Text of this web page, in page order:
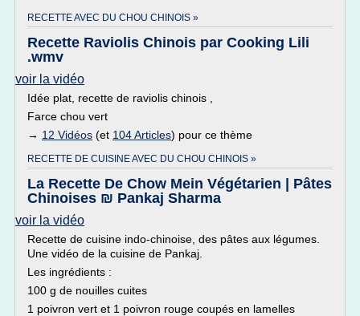
RECETTE AVEC DU CHOU CHINOIS »
Recette Raviolis Chinois par Cooking Lili
.wmv
voir la vidéo
Idée plat, recette de raviolis chinois ,
Farce chou vert
→ 12 Vidéos (et 104 Articles) pour ce thème
RECETTE DE CUISINE AVEC DU CHOU CHINOIS »
La Recette De Chow Mein Végétarien | Pâtes
Chinoises ₪ Pankaj Sharma
voir la vidéo
Recette de cuisine indo-chinoise, des pâtes aux légumes.
Une vidéo de la cuisine de Pankaj.
Les ingrédients :
100 g de nouilles cuites
1 poivron vert et 1 poivron rouge coupés en lamelles